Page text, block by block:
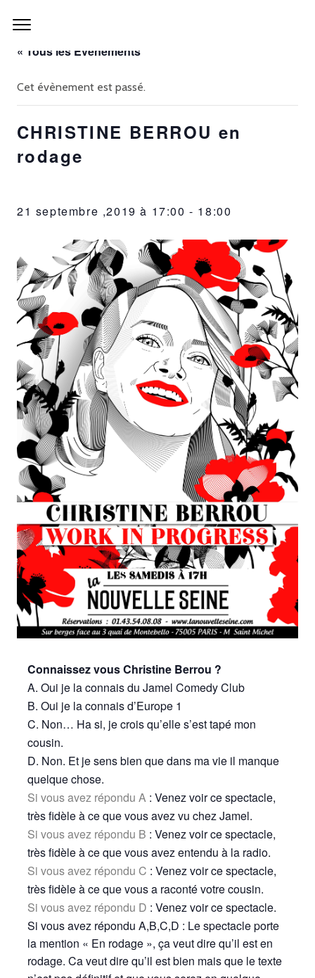
« Tous les Évènements
Cet évènement est passé.
CHRISTINE BERROU en
rodage
21 septembre ,2019 à 17:00 - 18:00
Connaissez vous Christine Berrou ?
A. Oui je la connais du Jamel Comedy Club
B. Oui je la connais d’Europe 1
C. Non… Ha si, je crois qu’elle s’est tapé mon
cousin.
D. Non. Et je sens bien que dans ma vie il manque
quelque chose.
Si vous avez répondu A : Venez voir ce spectacle,
très fidèle à ce que vous avez vu chez Jamel.
Si vous avez répondu B : Venez voir ce spectacle,
très fidèle à ce que vous avez entendu à la radio.
Si vous avez répondu C : Venez voir ce spectacle,
très fidèle à ce que vous a raconté votre cousin.
Si vous avez répondu D : Venez voir ce spectacle.
Si vous avez répondu A,B,C,D : Le spectacle porte
la mention « En rodage », ça veut dire qu’il est en
rodage. Ca veut dire qu’il est bien mais que le texte